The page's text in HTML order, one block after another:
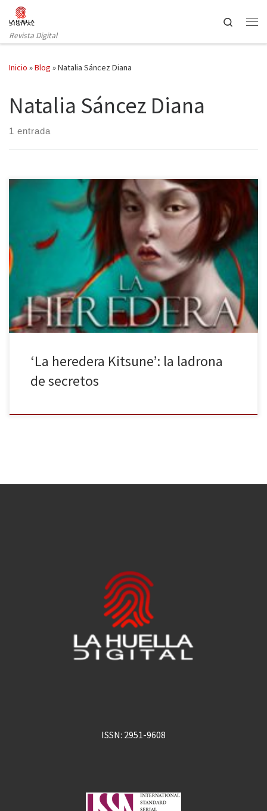
Saltar al contenido
Revista Digital
Search
Inicio »Blog »Natalia Sáncez Diana
Natalia Sáncez Diana
1 entrada
Lo nuevo de Amanecer se titula La Heredera Kitsune, escrito
por Natalia Sánchez Diana. Las culturas orientales tienen una
nutrida mitología. Los kitsune o el hijo rojo de la portada nos dan
pistas de las piezas que pueden componer el puzle de la obra.
Conocer todos los secretos de las personas […]
‘La heredera Kitsune’: la ladrona
de secretos
ISSN: 2951-9608